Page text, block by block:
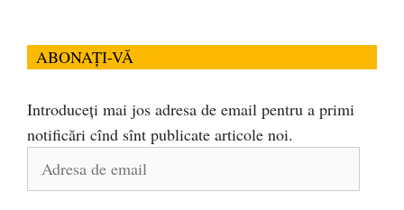
ABONAȚI-VĂ
Introduceți mai jos adresa de email pentru a primi
notificări cînd sînt publicate articole noi.